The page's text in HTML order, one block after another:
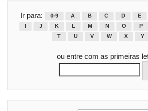
Ir para: 0-9 A B C D E
J K L M N O P
T
U V W X Y
ou entre com as primeiras